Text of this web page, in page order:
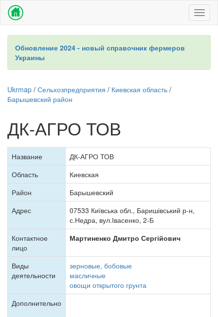
Обновление 2024 - новый справочник фермеров
Украины
Ukrmap / Сельхозпредприятия / Киевская область /
Барышевский район
ДК-АГРО ТОВ
Название
ДК-АГРО ТОВ
Область
Киевская
Район
Барышевский
Адрес
07533 Київська обл., Баришівський р-н,
с.Недра, вул.Івасенко, 2-Б
Контактное
лицо
Мартиненко Дмитро Сергійович
Виды
деятельности
зерновые, бобовые
масличные
овощи открытого грунта
Дополнительно